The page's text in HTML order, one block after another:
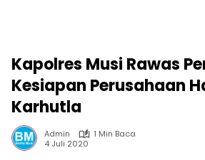
Kapolres Musi Rawas
Kesiapan Perusahaan
Karhutla
Admin
1 Min Baca
4 Juli 2020